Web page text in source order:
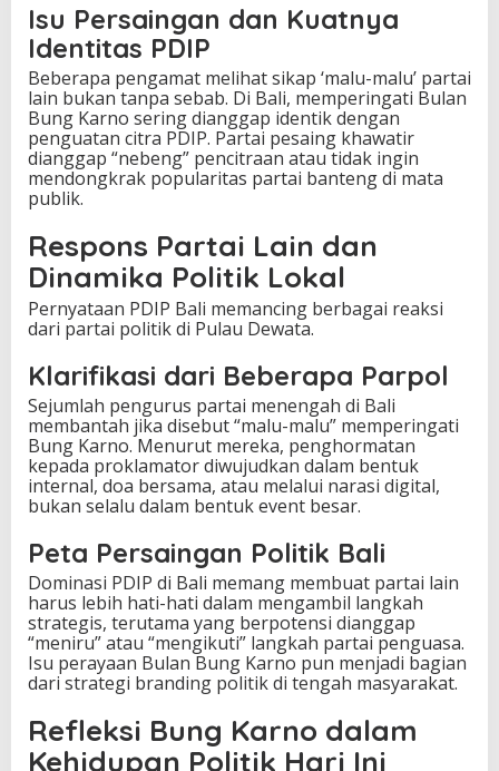
Isu Persaingan dan Kuatnya
Identitas PDIP
Beberapa pengamat melihat sikap ‘malu-malu’ partai
lain bukan tanpa sebab. Di Bali, memperingati Bulan
Bung Karno sering dianggap identik dengan
penguatan citra PDIP. Partai pesaing khawatir
dianggap “nebeng” pencitraan atau tidak ingin
mendongkrak popularitas partai banteng di mata
publik.
Respons Partai Lain dan
Dinamika Politik Lokal
Pernyataan PDIP Bali memancing berbagai reaksi
dari partai politik di Pulau Dewata.
Klarifikasi dari Beberapa Parpol
Sejumlah pengurus partai menengah di Bali
membantah jika disebut “malu-malu” memperingati
Bung Karno. Menurut mereka, penghormatan
kepada proklamator diwujudkan dalam bentuk
internal, doa bersama, atau melalui narasi digital,
bukan selalu dalam bentuk event besar.
Peta Persaingan Politik Bali
Dominasi PDIP di Bali memang membuat partai lain
harus lebih hati-hati dalam mengambil langkah
strategis, terutama yang berpotensi dianggap
“meniru” atau “mengikuti” langkah partai penguasa.
Isu perayaan Bulan Bung Karno pun menjadi bagian
dari strategi branding politik di tengah masyarakat.
Refleksi Bung Karno dalam
Kehidupan Politik Hari Ini